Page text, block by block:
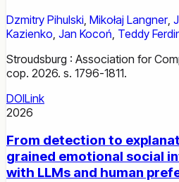
Dzmitry Pihulski Mikołaj Langner,
Kazienko Jan Kocoń Teddy
Stroudsburg : Association for
cop. 2026. s. 1796-1811.
DOILink
2026
From detection to
grained emotional social
with LLMs and human